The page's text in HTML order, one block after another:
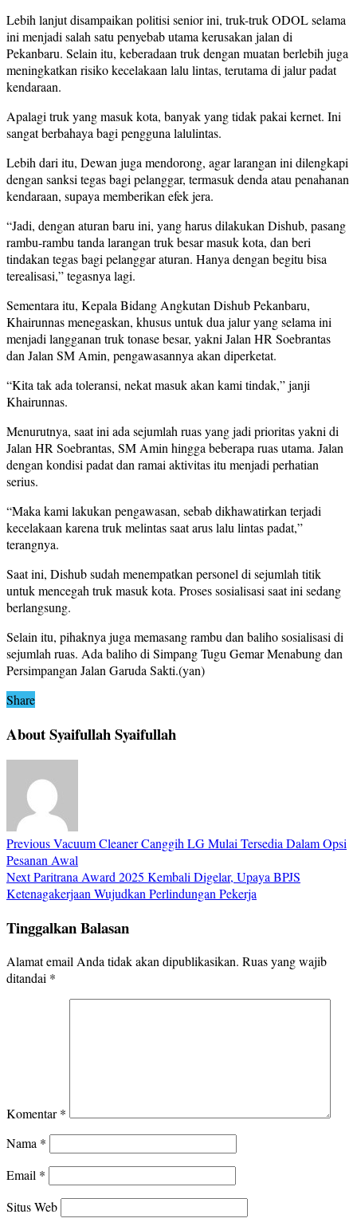
Lebih lanjut disampaikan politisi senior ini, truk-truk ODOL selama
ini menjadi salah satu penyebab utama kerusakan jalan di
Pekanbaru. Selain itu, keberadaan truk dengan muatan berlebih juga
meningkatkan risiko kecelakaan lalu lintas, terutama di jalur padat
kendaraan.
Apalagi truk yang masuk kota, banyak yang tidak pakai kernet. Ini
sangat berbahaya bagi pengguna lalulintas.
Lebih dari itu, Dewan juga mendorong, agar larangan ini dilengkapi
dengan sanksi tegas bagi pelanggar, termasuk denda atau penahanan
kendaraan, supaya memberikan efek jera.
“Jadi, dengan aturan baru ini, yang harus dilakukan Dishub, pasang
rambu-rambu tanda larangan truk besar masuk kota, dan beri
tindakan tegas bagi pelanggar aturan. Hanya dengan begitu bisa
terealisasi,” tegasnya lagi.
Sementara itu, Kepala Bidang Angkutan Dishub Pekanbaru,
Khairunnas menegaskan, khusus untuk dua jalur yang selama ini
menjadi langganan truk tonase besar, yakni Jalan HR Soebrantas
dan Jalan SM Amin, pengawasannya akan diperketat.
“Kita tak ada toleransi, nekat masuk akan kami tindak,” janji
Khairunnas.
Menurutnya, saat ini ada sejumlah ruas yang jadi prioritas yakni di
Jalan HR Soebrantas, SM Amin hingga beberapa ruas utama. Jalan
dengan kondisi padat dan ramai aktivitas itu menjadi perhatian
serius.
“Maka kami lakukan pengawasan, sebab dikhawatirkan terjadi
kecelakaan karena truk melintas saat arus lalu lintas padat,”
terangnya.
Saat ini, Dishub sudah menempatkan personel di sejumlah titik
untuk mencegah truk masuk kota. Proses sosialisasi saat ini sedang
berlangsung.
Selain itu, pihaknya juga memasang rambu dan baliho sosialisasi di
sejumlah ruas. Ada baliho di Simpang Tugu Gemar Menabung dan
Persimpangan Jalan Garuda Sakti.(yan)
Share
About Syaifullah Syaifullah
PreviousVacuum Cleaner Canggih LG Mulai Tersedia Dalam Opsi
Pesanan Awal
NextParitrana Award 2025 Kembali Digelar, Upaya BPJS
Ketenagakerjaan Wujudkan Perlindungan Pekerja
Tinggalkan Balasan
Alamat email Anda tidak akan dipublikasikan. Ruas yang wajib
ditandai *
Komentar*
Nama *
Email *
Situs Web